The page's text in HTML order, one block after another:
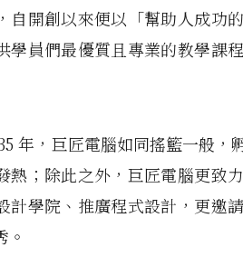
自開創以來便以「幫助人成功
學員們最優質且專業的教學課
年，巨匠電腦如同搖籃一般，
熱；除此之外，巨匠電腦更致
計學院、推廣程式設計，更邀
。